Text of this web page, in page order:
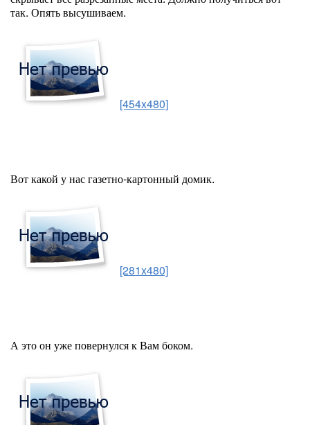
так. Опять высушиваем.
[454x480]
Вот какой у нас газетно-картонный домик.
[281x480]
А это он уже повернулся к Вам боком.